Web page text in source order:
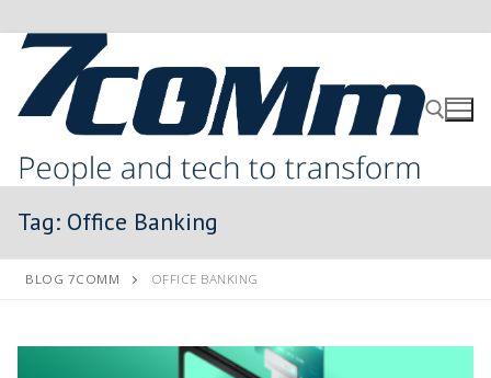
Tag: Office Banking
BLOG 7COMM OFFICE BANKING